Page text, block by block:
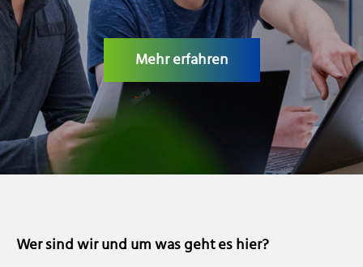
KARRIERE
Mehr erfahren
Wer sind wir und um was geht es hier?